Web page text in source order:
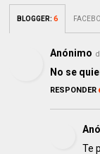
BLOGGER:6
Anónimo
No se
RESPONDER
Te